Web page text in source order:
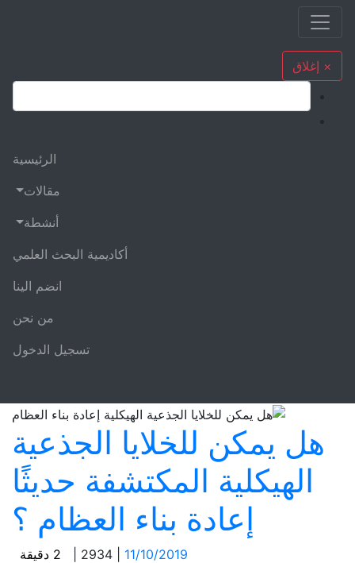
× إغلاق
الرئيسية
مقالات
أنشطة
أكاديمية البحث العلمي
انضم الينا
من نحن
تسجيل الدخول
هل يمكن للخلايا الجذعية
الهيكلية المكتشفة حديثًا
إعادة بناء العظام ؟
11/10/2019
2934
2 دقيقة